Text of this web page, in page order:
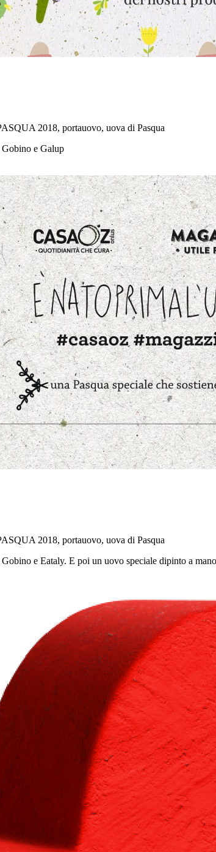
2018, portauovo, uova di Pasqua
e Galup
2018, portauovo, uova di Pasqua
e Eataly. E poi un uovo speciale dipinto a